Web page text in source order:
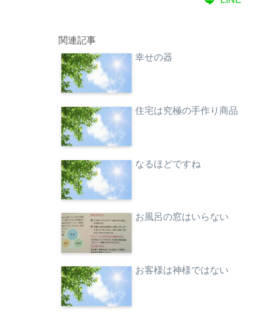
関連記事
幸せの器
住宅は究極の手作り商品
なるほどですね
お風呂の窓はいらない
お客様は神様ではない